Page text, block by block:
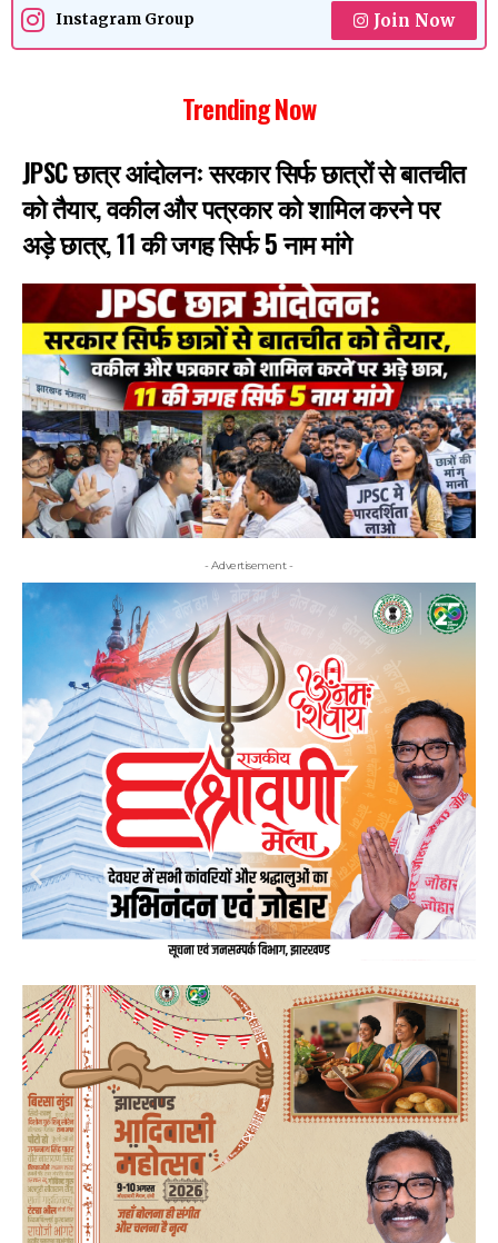
Instagram Group Join Now
Trending Now
JPSC छात्र आंदोलनः सरकार सिर्फ छात्रों से बातचीत
को तैयार, वकील और पत्रकार को शामिल करने पर
अड़े छात्र, 11 की जगह सिर्फ 5 नाम मांगे
- Advertisement -